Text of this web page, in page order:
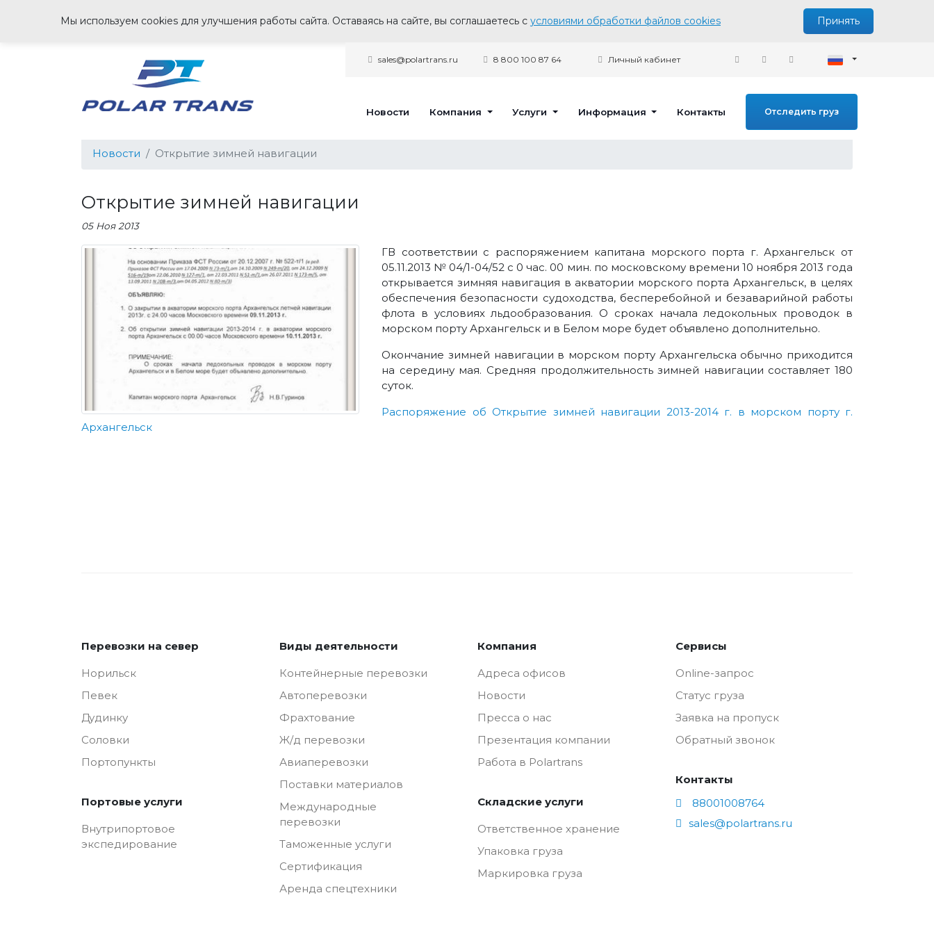
Мы используем cookies для улучшения работы сайта. Оставаясь на сайте, вы соглашаетесь с условиями обработки файлов cookies Принять
sales@polartrans.ru 8 800 100 87 64 Личный кабинет
Новости Компания Услуги Информация Контакты Отследить груз
Новости Открытие зимней навигации
Открытие зимней навигации
05 Ноя 2013
ГВ соответствии с распоряжением капитана морского порта г. Архангельск от
05.11.2013 № 04/1-04/52 с 0 час. 00 мин. по московскому времени 10 ноября 2013 года
открывается зимняя навигация в акватории морского порта Архангельск, в целях
обеспечения безопасности судоходства, бесперебойной и безаварийной работы
флота в условиях льдообразования. О сроках начала ледокольных проводок в
морском порту Архангельск и в Белом море будет объявлено дополнительно.
Окончание зимней навигации в морском порту Архангельска обычно приходится
на середину мая. Средняя продолжительность зимней навигации составляет 180
суток.
Распоряжение об Открытие зимней навигации 2013-2014 г. в морском порту г.
Архангельск
Перевозки на север
Норильск
Певек
Дудинку
Соловки
Портопункты
Портовые услуги
Внутрипортовое
экспедирование
Виды деятельности
Контейнерные перевозки
Автоперевозки
Фрахтование
Ж/д перевозки
Авиаперевозки
Поставки материалов
Международные
перевозки
Таможенные услуги
Сертификация
Аренда спецтехники
Компания
Адреса офисов
Новости
Пресса о нас
Презентация компании
Работа в Polartrans
Складские услуги
Ответственное хранение
Упаковка груза
Маркировка груза
Сервисы
Online-запрос
Статус груза
Заявка на пропуск
Обратный звонок
Контакты
88001008764
sales@polartrans.ru